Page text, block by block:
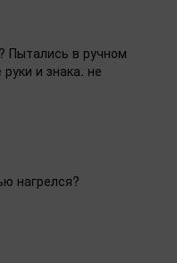
Пытались в ручном
и знака. не
нагрелся?